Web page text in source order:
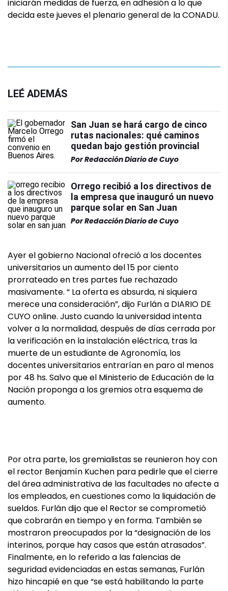
iniciarán medidas de fuerza, en adhesión a lo que
decida este jueves el plenario general de la CONADU.
LEÉ ADEMÁS
San Juan se hará cargo de cinco
rutas nacionales: qué caminos
quedan bajo gestión provincial
PorRedacción Diario de Cuyo
Orrego recibió a los directivos de
la empresa que inauguró un nuevo
parque solar en San Juan
PorRedacción Diario de Cuyo
Ayer el gobierno Nacional ofreció a los docentes
universitarios un aumento del 15 por ciento
prorrateado en tres partes fue rechazado
masivamente. “ La oferta es absurda, ni siquiera
merece una consideración”, dijo Furlán a DIARIO DE
CUYO online. Justo cuando la universidad intenta
volver a la normalidad, después de días cerrada por
la verificación en la instalación eléctrica, tras la
muerte de un estudiante de Agronomía, los
docentes universitarios entrarían en paro al menos
por 48 hs. Salvo que el Ministerio de Educación de la
Nación proponga a los gremios otra esquema de
aumento.
Por otra parte, los gremialistas se reunieron hoy con
el rector Benjamín Kuchen para pedirle que el cierre
del área administrativa de las facultades no afecte a
los empleados, en cuestiones como la liquidación de
sueldos. Furlán dijo que el Rector se comprometió
que cobrarán en tiempo y en forma. También se
mostraron preocupados por la “designación de los
interinos, porque hay casos que están atrasados”.
Finalmente, en lo referido a las falencias de
seguridad evidenciadas en estas semanas, Furlán
hizo hincapié en que “se está habilitando la parte